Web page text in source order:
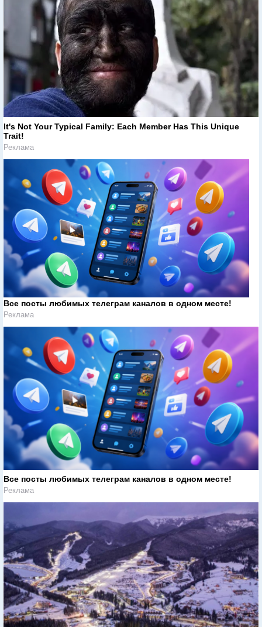
It's Not Your Typical Family: Each Member Has This Unique
Trait!
Реклама
Все посты любимых телеграм каналов в одном месте!
Реклама
Все посты любимых телеграм каналов в одном месте!
Реклама